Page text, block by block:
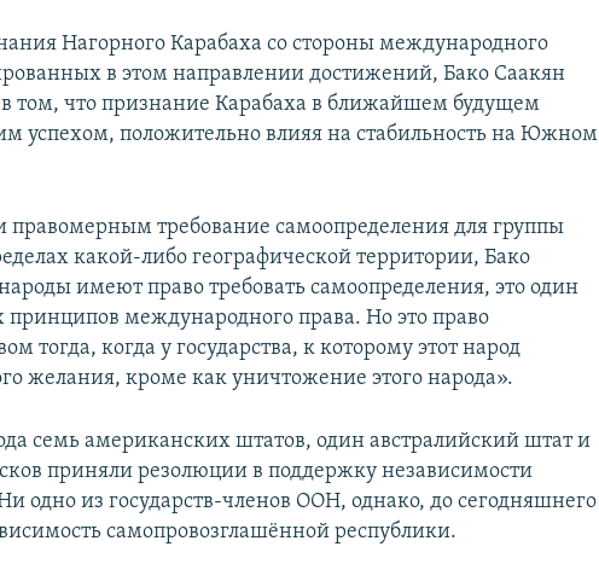
Нагорного Карабаха со стороны международного
в этом направлении достижений, Бако Саакян
в том, что признание Карабаха в ближайшем будущем
успехом, положительно влияя на стабильность на Южном
правомерным требование самоопределения для группы
какой-либо географической территории, Бако
имеют право требовать самоопределения, это один
международного права. Но это право
тогда, когда у государства, к которому этот народ
желания, кроме как уничтожение этого народа».
семь американских штатов, один австралийский штат и
приняли резолюции в поддержку независимости
одно из государств-членов ООН, однако, до сегодняшнего
самопровозглашённой республики.